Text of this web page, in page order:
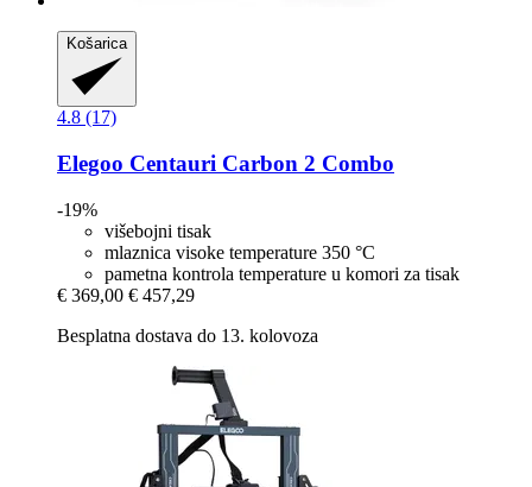
Košarica
4.8 (17)
Elegoo Centauri Carbon 2 Combo
-19%
višebojni tisak
mlaznica visoke temperature 350 °C
pametna kontrola temperature u komori za tisak
€ 369,00 € 457,29
Besplatna dostava do 13. kolovoza